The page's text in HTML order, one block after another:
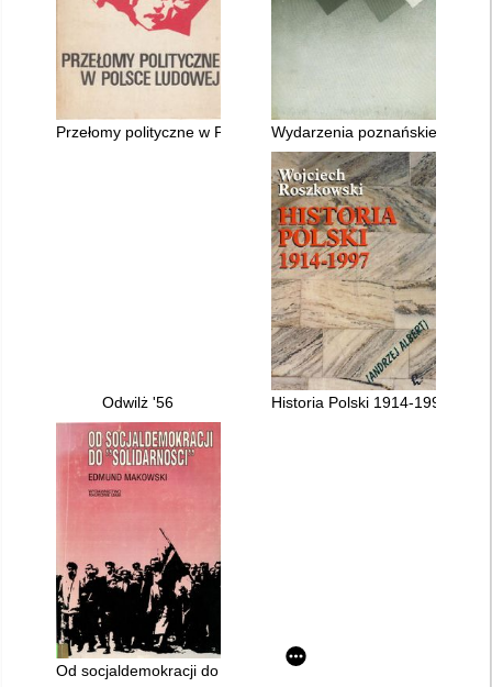
Przełomy polityczne w Polsce Ludowej : doświadczenia lat
Wydarzenia poznańskie :
Odwilż '56 Historia Polski 1914-1997
Od socjaldemokracji do "Solidarności" : organizacje